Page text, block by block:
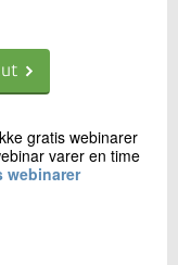
gratis webinarer
varer en time
webinarer